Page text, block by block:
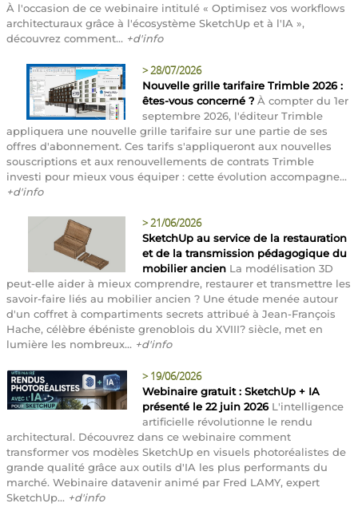
À l'occasion de ce webinaire intitulé « Optimisez vos workflows
architecturaux grâce à l'écosystème SketchUp et à l'IA »,
découvrez comment... +d'info
>28/07/2026
Nouvelle grille tarifaire Trimble 2026 :
êtes-vous concerné ? À compter du 1er
septembre 2026, l'éditeur Trimble
appliquera une nouvelle grille tarifaire sur une partie de ses
offres d'abonnement. Ces tarifs s'appliqueront aux nouvelles
souscriptions et aux renouvellements de contrats Trimble
investi pour mieux vous équiper : cette évolution accompagne...
+d'info
>21/06/2026
SketchUp au service de la restauration
et de la transmission pédagogique du
mobilier ancien La modélisation 3D
peut-elle aider à mieux comprendre, restaurer et transmettre les
savoir-faire liés au mobilier ancien ? Une étude menée autour
d'un coffret à compartiments secrets attribué à Jean-François
Hache, célèbre ébéniste grenoblois du XVIII? siècle, met en
lumière les nombreux... +d'info
> 19/06/2026
Webinaire gratuit : SketchUp + IA
présenté le 22 juin 2026L'intelligence
artificielle révolutionne le rendu
architectural. Découvrez dans ce webinaire comment
transformer vos modèles SketchUp en visuels photoréalistes de
grande qualité grâce aux outils d'IA les plus performants du
marché. Webinaire datavenir animé par Fred LAMY, expert
SketchUp... +d'info